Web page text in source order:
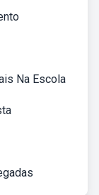
Na Escola